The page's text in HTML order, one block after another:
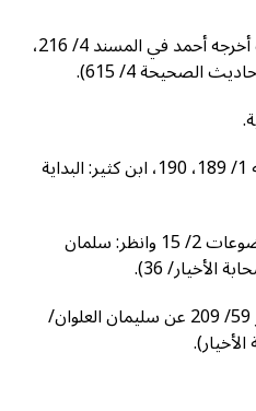
(21) (السير 3/ 125) (والحديث أخرجه أحمد في المسند 4/ 216،
الصحيحة 4/ 615).
(23) (أبو زرعة الدمشقي: تاريخه 1/ 189، 190، ابن كثير: البداية
(24) ابن الجوزي في كتابه الموضوعات 2/ 15 وانظر: سلمان
الأخيار/ 36).
(25) (تاريخ دمشق لابن عساكر 59/ 209 عن سليمان العلوان/